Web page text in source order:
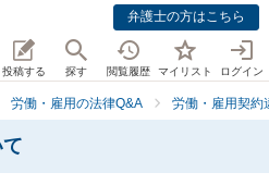
弁護士の方はこちら
投稿する 探す 閲覧履歴 マイリスト ログイン
労働・雇用の法律Q&A 労働・雇用契約